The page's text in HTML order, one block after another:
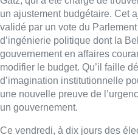
Région bruxelloise. Audi, la
peut-être pas fini.
Il nous faut
exercice
pour répondre à tous
partis politiques, qu’ils soient
postures viriles et de leurs
les petites phrases et les
vous sur l’essentiel et pas sur
Audi et la sécurité des
aussi importants que de savoir
Move ou non. Acceptez le